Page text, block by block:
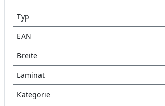
Typ
EAN
Breite
Laminat
Kategorie